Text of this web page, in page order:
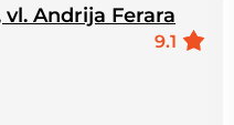
vl. Andrija Ferara
9.1